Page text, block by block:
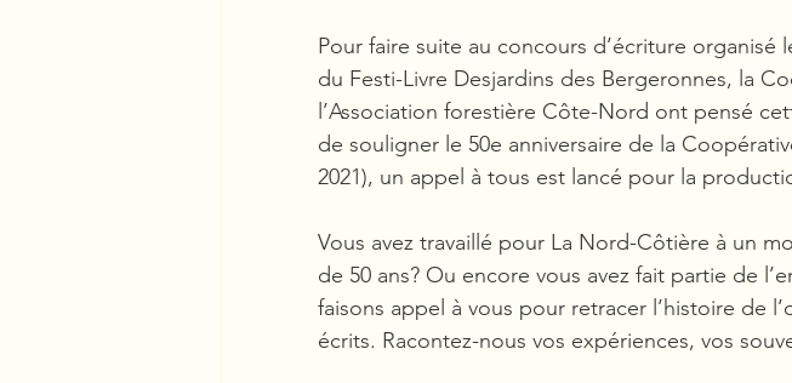
Pour faire suite au concours d’écriture organisé
du Festi-Livre Desjardins des Bergeronnes, la
l’Association forestière Côte-Nord ont pensé
de souligner le 50e anniversaire de la
2021), un appel à tous est lancé pour la
Vous avez travaillé pour La Nord-Côtière à un
de 50 ans? Ou encore vous avez fait partie de
faisons appel à vous pour retracer l’histoire de
écrits. Racontez-nous vos expériences, vos